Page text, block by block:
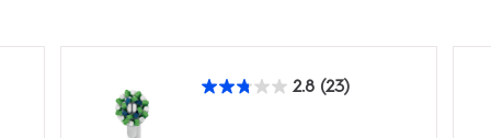
2.8 (23)
2.8